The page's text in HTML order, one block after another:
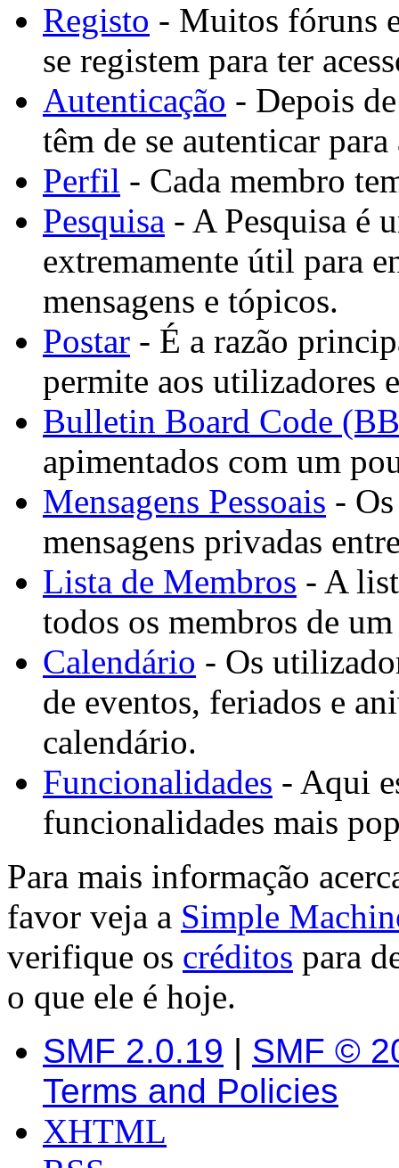
Registo - Muitos fóruns
se registem para ter
Autenticação - Depois
têm de se autenticar
Perfil - Cada membro
Pesquisa - A Pesquisa é
extremamente útil para
mensagens e tópicos.
Postar - É a razão
permite aos utilizadores
Bulletin Board Code
apimentados com um
Mensagens Pessoais -
mensagens privadas
Lista de Membros - A
todos os membros de
Calendário - Os
de eventos, feriados e
calendário.
Funcionalidades - Aqui
funcionalidades mais
Para mais informação
favor veja a Simple
verifique os créditos para
o que ele é hoje.
SMF 2.0.19 | SMF ©
Terms and Policies
XHTML